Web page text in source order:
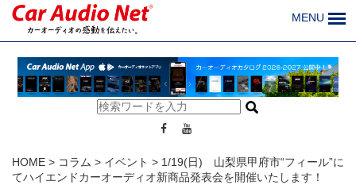
MENU
HOME > コラム > イベント > 1/19(日) 山梨県甲府市“フィール”に
てハイエンドカーオーディオ新商品発表会を開催いたします！